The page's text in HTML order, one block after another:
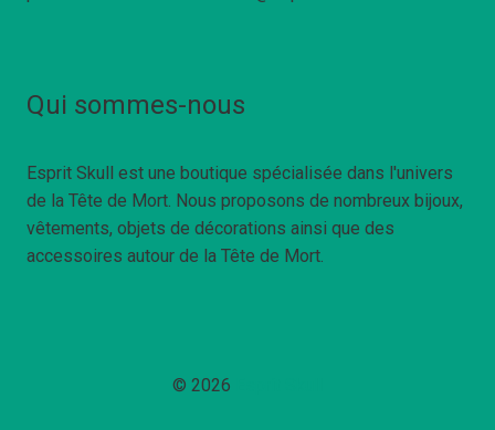
Qui sommes-nous
Esprit Skull est une boutique spécialisée dans l'univers
de la Tête de Mort. Nous proposons de nombreux bijoux,
vêtements, objets de décorations ainsi que des
accessoires autour de la Tête de Mort.
© 2026